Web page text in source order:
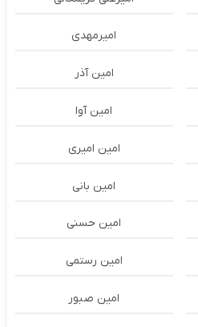
امیرمهدی
امین آذر
امین آوا
امین امیری
امین بانی
امین حسنی
امین رستمی
امین صبور